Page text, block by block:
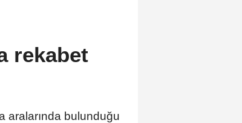
rekabet
aralarında bulunduğu